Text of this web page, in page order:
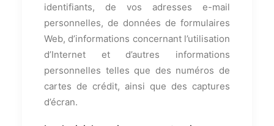
identifiants, de vos adresses e-mail
personnelles, de données de formulaires
Web, d’informations concernant l’utilisation
d’Internet et d’autres informations
personnelles telles que des numéros de
cartes de crédit, ainsi que des captures
d’écran.